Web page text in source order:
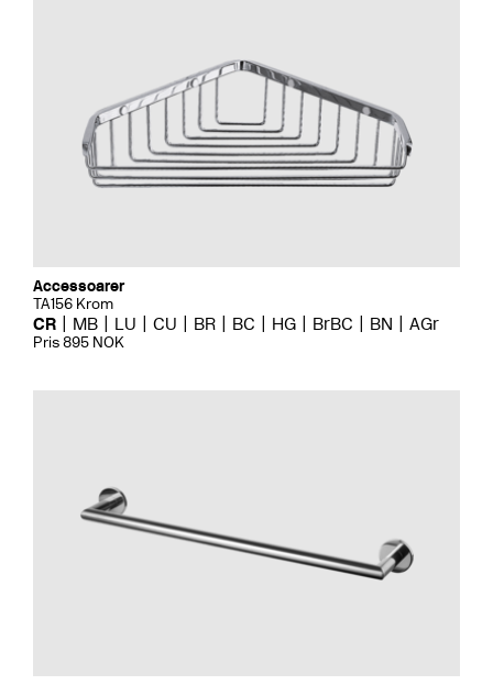
Accessoarer
TA156 Krom
CR MB LU CU BR BC HG BrBC BN AGr
Pris 895 NOK